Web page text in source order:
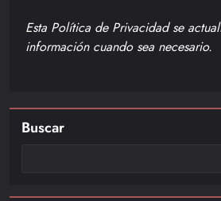
Esta Política de Privacidad se
información cuando sea necesario.
Buscar